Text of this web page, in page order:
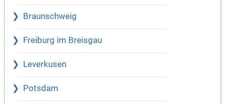
Braunschweig
Freiburg im Breisgau
Leverkusen
Potsdam